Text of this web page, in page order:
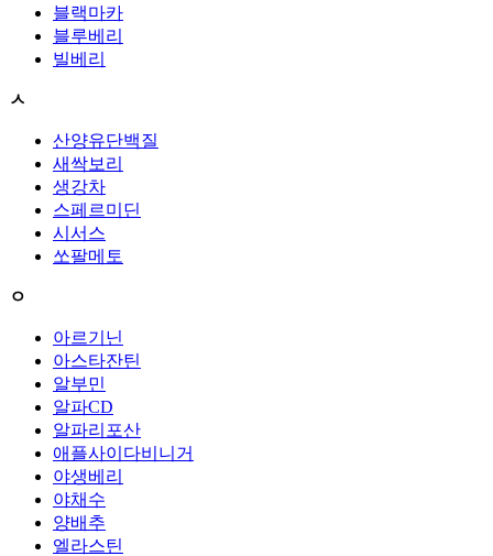
블랙마카
블루베리
빌베리
ㅅ
산양유단백질
새싹보리
생강차
스페르미딘
시서스
쏘팔메토
ㅇ
아르기닌
아스타잔틴
알부민
알파CD
알파리포산
애플사이다비니거
야생베리
야채수
양배추
엘라스틴